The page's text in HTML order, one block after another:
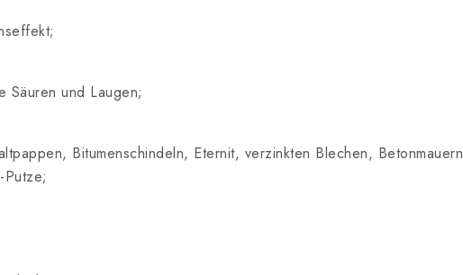
Säuren und Laugen;
Bitumenschindeln, Eternit, verzinkten Blechen,
Putze;